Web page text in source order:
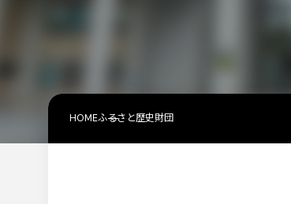
HOMEふるさと歴史財団